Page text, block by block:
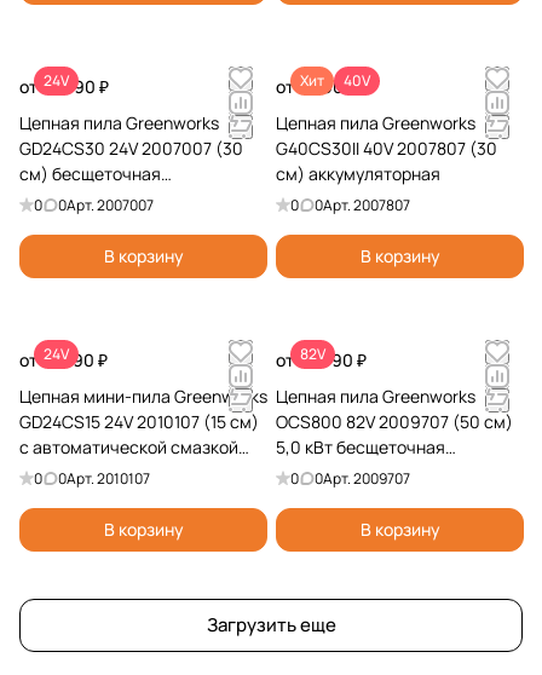
24V
от 10 990 ₽
Цепная пила Greenworks
GD24CS30 24V 2007007 (30
см) бесщеточная
аккумуляторная
0 0Арт.2007007
В корзину
Хит 40V
от 8 990 ₽
Цепная пила Greenworks
G40CS30II 40V 2007807 (30
см) аккумуляторная
0 0Арт.2007807
В корзину
24V
от 13 990 ₽
Цепная мини-пила Greenworks
GD24CS15 24V 2010107 (15 см)
с автоматической смазкой
цепи бесщеточная
0 0Арт.2010107
В корзину
82V
от 44 990 ₽
Цепная пила Greenworks
OCS800 82V 2009707 (50 см)
5,0 кВт бесщеточная
аккумуляторная
0 0Арт.2009707
В корзину
Загрузить еще